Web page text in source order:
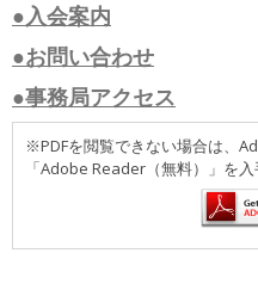
●入会案内
●お問い合わせ
●事務局アクセス
※PDFを閲覧できない場合は、
「Adobe Reader（無料）」を入